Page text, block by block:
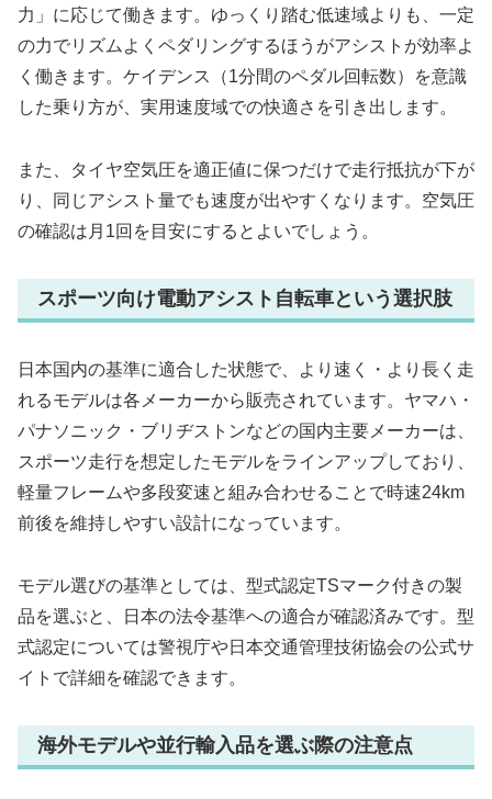
力」に応じて働きます。ゆっくり踏む低速域よりも、一定
の力でリズムよくペダリングするほうがアシストが効率よ
く働きます。ケイデンス（1分間のペダル回転数）を意識
した乗り方が、実用速度域での快適さを引き出します。
また、タイヤ空気圧を適正値に保つだけで走行抵抗が下が
り、同じアシスト量でも速度が出やすくなります。空気圧
の確認は月1回を目安にするとよいでしょう。
スポーツ向け電動アシスト自転車という選択肢
日本国内の基準に適合した状態で、より速く・より長く走
れるモデルは各メーカーから販売されています。ヤマハ・
パナソニック・ブリヂストンなどの国内主要メーカーは、
スポーツ走行を想定したモデルをラインアップしており、
軽量フレームや多段変速と組み合わせることで時速24km
前後を維持しやすい設計になっています。
モデル選びの基準としては、型式認定TSマーク付きの製
品を選ぶと、日本の法令基準への適合が確認済みです。型
式認定については警視庁や日本交通管理技術協会の公式サ
イトで詳細を確認できます。
海外モデルや並行輸入品を選ぶ際の注意点